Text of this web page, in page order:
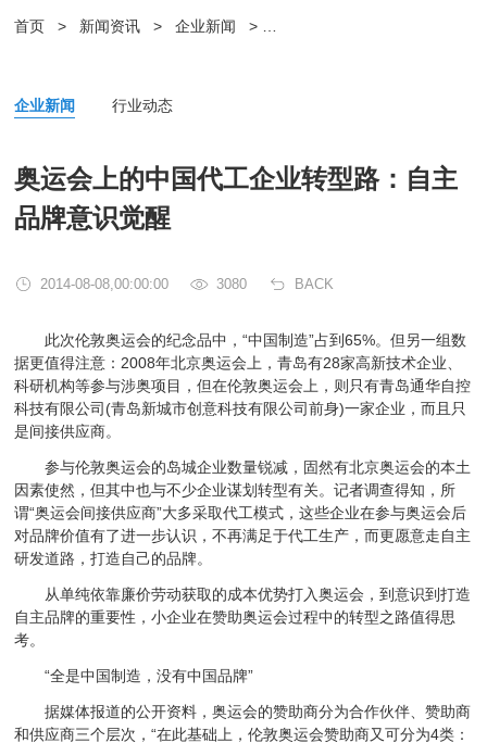
首页 > 新闻资讯 > 企业新闻 >
企业新闻 行业动态
奥运会上的中国代工企业转型路：自主
品牌意识觉醒
2014-08-08,00:00:00 3080 BACK
此次伦敦奥运会的纪念品中，“中国制造”占到65%。但另一组数
据更值得注意：2008年北京奥运会上，青岛有28家高新技术企业、
科研机构等参与涉奥项目，但在伦敦奥运会上，则只有青岛通华自控
科技有限公司(青岛新城市创意科技有限公司前身)一家企业，而且只
是间接供应商。
参与伦敦奥运会的岛城企业数量锐减，固然有北京奥运会的本土
因素使然，但其中也与不少企业谋划转型有关。记者调查得知，所
谓“奥运会间接供应商”大多采取代工模式，这些企业在参与奥运会后
对品牌价值有了进一步认识，不再满足于代工生产，而更愿意走自主
研发道路，打造自己的品牌。
从单纯依靠廉价劳动获取的成本优势打入奥运会，到意识到打造
自主品牌的重要性，小企业在赞助奥运会过程中的转型之路值得思
考。
“全是中国制造，没有中国品牌”
据媒体报道的公开资料，奥运会的赞助商分为合作伙伴、赞助商
和供应商三个层次，“在此基础上，伦敦奥运会赞助商又可分为4类：